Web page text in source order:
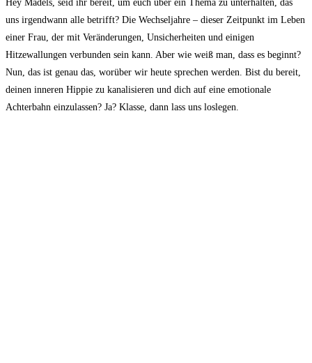
Hey Mädels, seid ihr bereit, um euch über ein Thema zu unterhalten, das
uns irgendwann alle betrifft? Die Wechseljahre – dieser Zeitpunkt im Leben
einer Frau, der mit Veränderungen, Unsicherheiten und einigen
Hitzewallungen verbunden sein kann. Aber wie weiß man, dass es beginnt?
Nun, das ist genau das, worüber wir heute sprechen werden. Bist du bereit,
deinen inneren Hippie zu kanalisieren und dich auf eine emotionale
Achterbahn einzulassen? Ja? Klasse, dann lass uns loslegen.